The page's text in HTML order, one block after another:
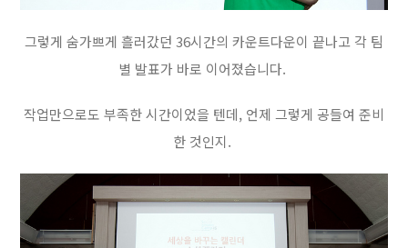
그렇게 숨가쁘게 흘러갔던 36시간의 카운트다운이 끝나고 각 팀
별 발표가 바로 이어졌습니다.
작업만으로도 부족한 시간이었을 텐데, 언제 그렇게 공들여 준비
한 것인지.